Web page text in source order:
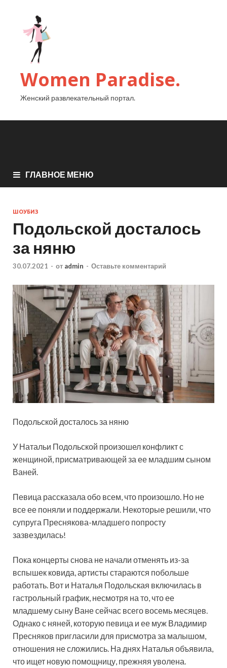
Women Paradise.
Женский развлекательный портал.
ГЛАВНОЕ МЕНЮ
ШОУБИЗ
Подольской досталось
за няню
30.07.2021 - от admin - Оставьте комментарий
Подольской досталось за няню
У Натальи Подольской произошел конфликт с
женщиной, присматривающей за ее младшим сыном
Ваней.
Певица рассказала обо всем, что произошло. Но не
все ее поняли и поддержали. Некоторые решили, что
супруга Преснякова-младшего попросту
зазвездилась!
Пока концерты снова не начали отменять из-за
вспышек ковида, артисты стараются побольше
работать. Вот и Наталья Подольская включилась в
гастрольный график, несмотря на то, что ее
младшему сыну Ване сейчас всего восемь месяцев.
Однако с няней, которую певица и ее муж Владимир
Пресняков пригласили для присмотра за малышом,
отношения не сложились. На днях Наталья объявила,
что ищет новую помощницу, прежняя уволена.